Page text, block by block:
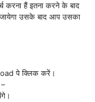
करना हैं इतना करने के बाद
उसके बाद आप उसका
पे क्लिक करें।